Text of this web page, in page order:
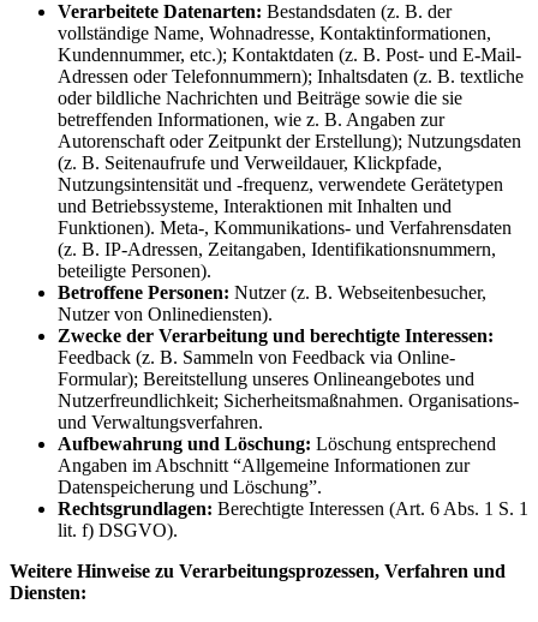
Verarbeitete Datenarten: Bestandsdaten (z. B. der
vollständige Name, Wohnadresse, Kontaktinformationen,
Kundennummer, etc.); Kontaktdaten (z. B. Post- und E-Mail-
Adressen oder Telefonnummern); Inhaltsdaten (z. B. textliche
oder bildliche Nachrichten und Beiträge sowie die sie
betreffenden Informationen, wie z. B. Angaben zur
Autorenschaft oder Zeitpunkt der Erstellung); Nutzungsdaten
(z. B. Seitenaufrufe und Verweildauer, Klickpfade,
Nutzungsintensität und -frequenz, verwendete Gerätetypen
und Betriebssysteme, Interaktionen mit Inhalten und
Funktionen). Meta-, Kommunikations- und Verfahrensdaten
(z. B. IP-Adressen, Zeitangaben, Identifikationsnummern,
beteiligte Personen).
Betroffene Personen: Nutzer (z. B. Webseitenbesucher,
Nutzer von Onlinediensten).
Zwecke der Verarbeitung und berechtigte Interessen:
Feedback (z. B. Sammeln von Feedback via Online-
Formular); Bereitstellung unseres Onlineangebotes und
Nutzerfreundlichkeit; Sicherheitsmaßnahmen. Organisations-
und Verwaltungsverfahren.
Aufbewahrung und Löschung: Löschung entsprechend
Angaben im Abschnitt “Allgemeine Informationen zur
Datenspeicherung und Löschung”.
Rechtsgrundlagen: Berechtigte Interessen (Art. 6 Abs. 1 S. 1
lit. f) DSGVO).
Weitere Hinweise zu Verarbeitungsprozessen, Verfahren und
Diensten: